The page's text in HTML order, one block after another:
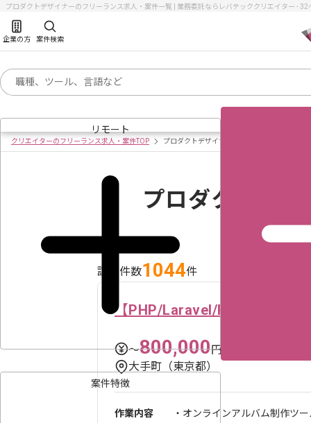
プロダクトデザイナーのフリーランス求人・案件一覧 | 業務委託ならレバテッククリエイター - 32
企業の方 案件検索
リモート
案件特徴
クリエイターのフリーランス求人・案件TOP プロダクトデザイナーの求人・案件一覧
プロダクトデ
該当件数1044件
【PHP/Laravel/React】オン
〜800,000円／月
大手町（東京都）
作業内容
・オンラインアルバム制作ツ